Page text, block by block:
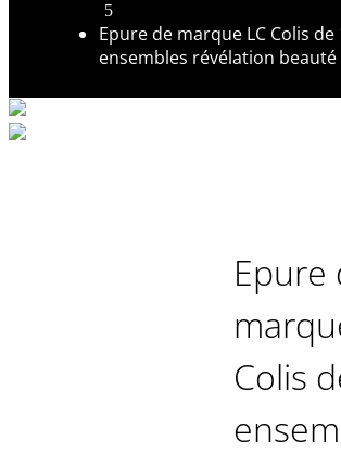
5
Epure de marque LC Colis de
ensembles révélation beauté
Epure
Colis